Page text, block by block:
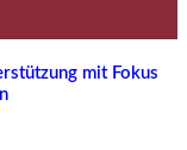
mit Fokus